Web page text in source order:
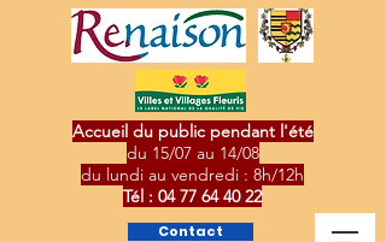
Contact
Accueil du public pendant l'été
du 15/07 au 14/08
du lundi au vendredi : 8h/12h
Tél : 04 77 64 40 22